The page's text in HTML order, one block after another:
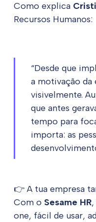
Como explica
Recursos Humanos:
“Desde que
a motivação da
visivelmente.
que antes
tempo para
importa: as
👉 A tua empresa
Com o Sesame HR
one, fácil de usar,